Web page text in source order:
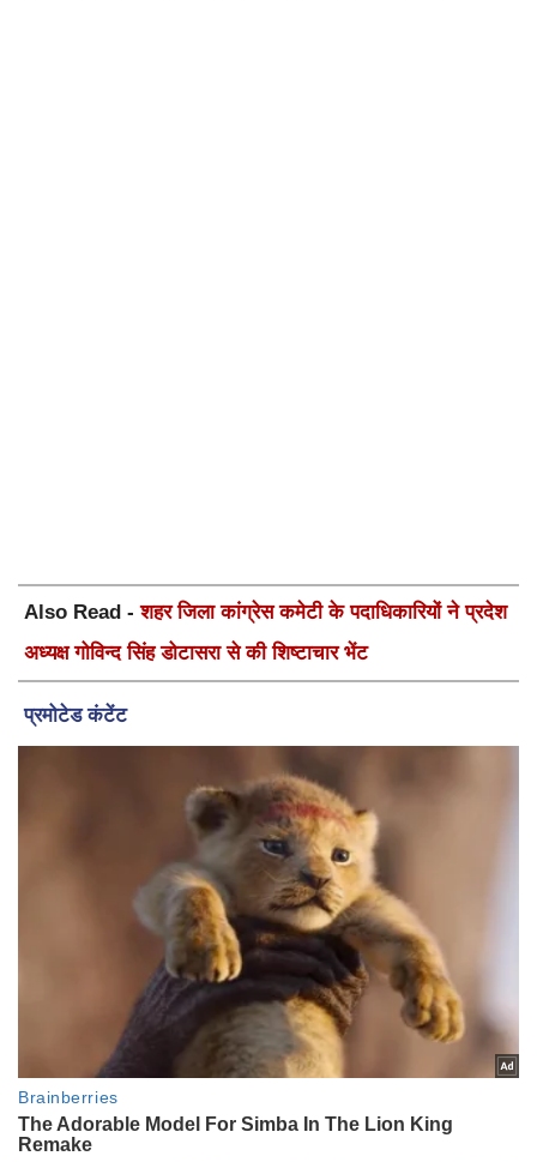
Also Read -शहर जिला कांग्रेस कमेटी के पदाधिकारियों ने प्रदेश
अध्यक्ष गोविन्द सिंह डोटासरा से की शिष्टाचार भेंट